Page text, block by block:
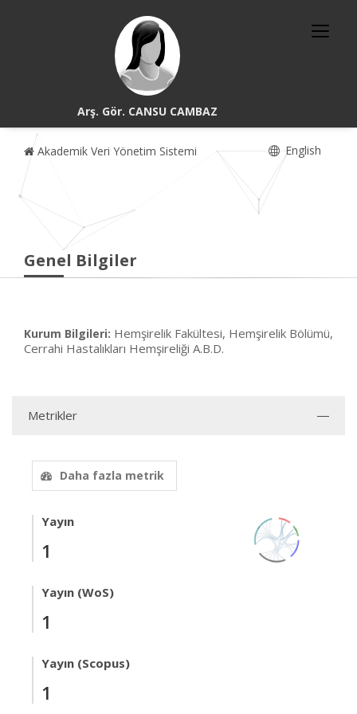
Arş. Gör. CANSU CAMBAZ
Akademik Veri Yönetim Sistemi English
Genel Bilgiler
Kurum Bilgileri: Hemşirelik Fakültesi, Hemşirelik Bölümü,
Cerrahi Hastalıkları Hemşireliği A.B.D.
Metrikler
Daha fazla metrik
Yayın
1
Yayın (WoS)
1
Yayın (Scopus)
1